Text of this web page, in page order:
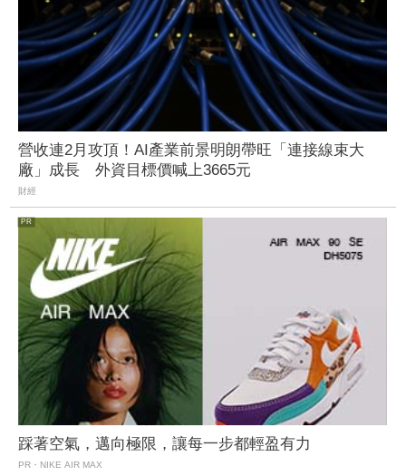
營收連2月攻頂！AI產業前景明朗帶旺「連接線束大
廠」成長 外資目標價喊上3665元
財經
踩著空氣，邁向極限，讓每一步都輕盈有力
PR・NIKE AIR MAX